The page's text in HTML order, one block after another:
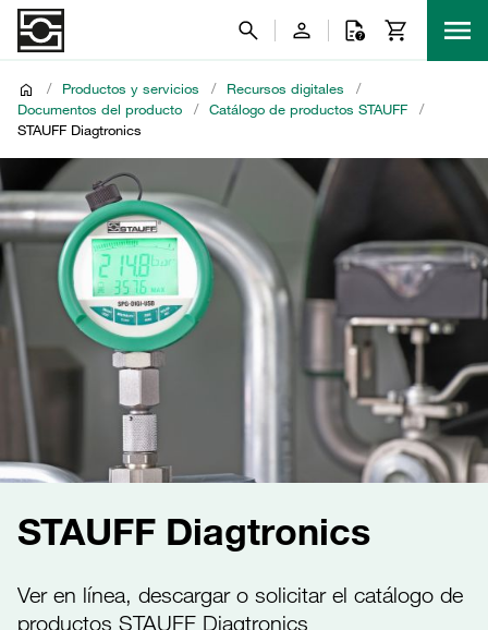
/ Productos y servicios / Recursos digitales
/
Documentos del producto
/ Catálogo de productos STAUFF
/
STAUFF Diagtronics
STAUFF Diagtronics
Ver en línea, descargar o solicitar el catálogo de
productos STAUFF Diagtronics